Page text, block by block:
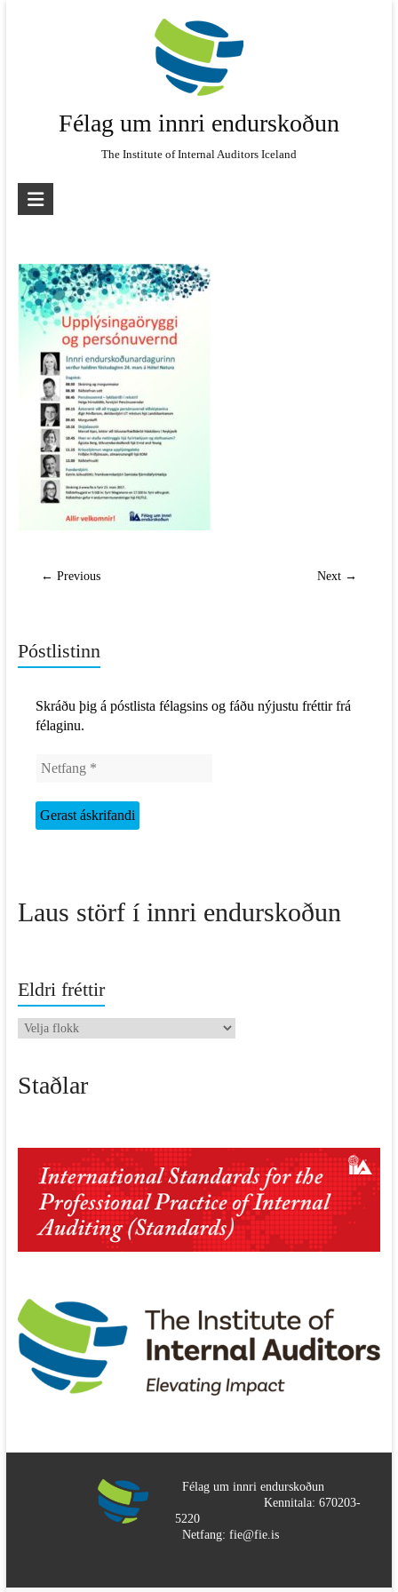
Félag um innri endurskoðun
The Institute of Internal Auditors Iceland
← Previous Next →
Póstlistinn
Skráðu þig á póstlista félagsins og fáðu nýjustu fréttir frá
félaginu.
Laus störf í innri endurskoðun
Eldri fréttir
Eldri
Staðlar
Félag um innri endurskoðun
Kennitala: 670203-
5220
Netfang: fie@fie.is